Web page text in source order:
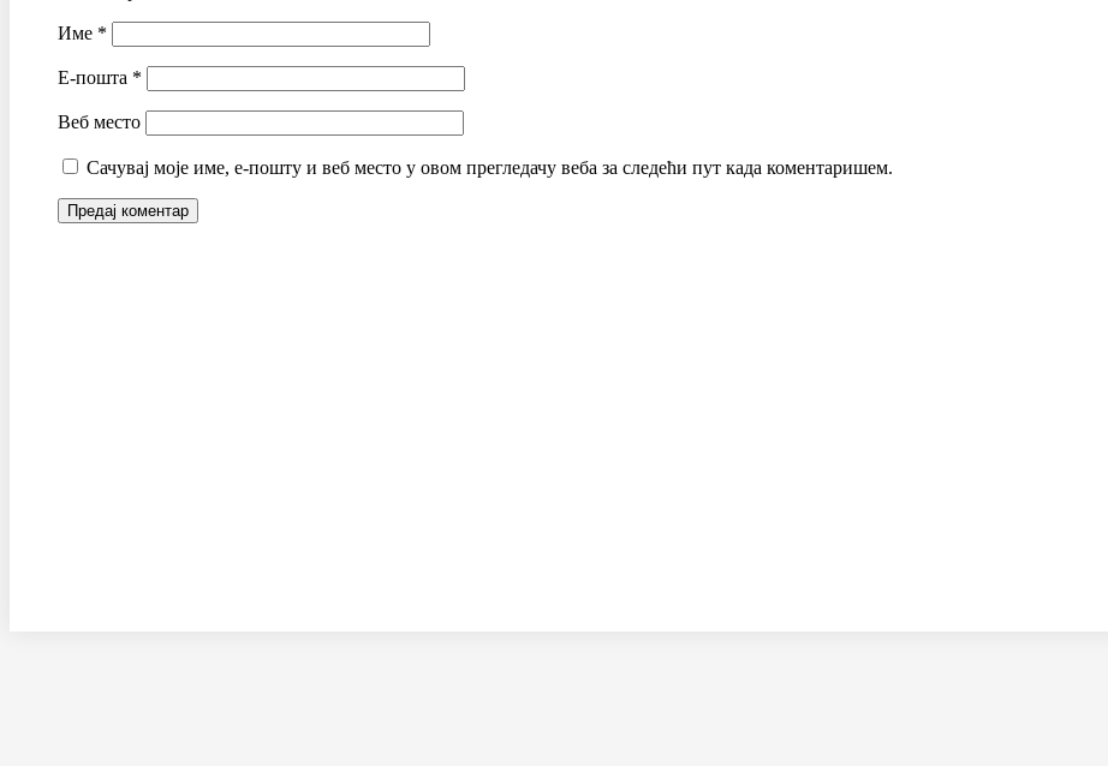
Име *
Е-пошта *
Веб место
Сачувај моје име, е-пошту и веб место у овом прегледачу веба за следећи пут када коментаришем.